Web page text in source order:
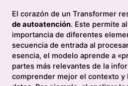
El corazón de un Transformer
de autoatención. Este permite
importancia de diferentes
secuencia de entrada al
esencia, el modelo aprende a
partes más relevantes de la
comprender mejor el contexto